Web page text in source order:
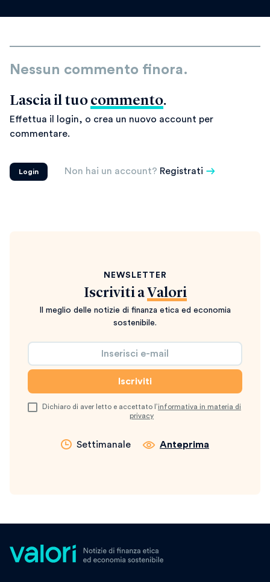
Nessun commento finora.
Lascia il tuo commento.
Effettua il login, o crea un nuovo account per
commentare.
Login Non hai un account? Registrati
NEWSLETTER
Iscriviti a Valori
Il meglio delle notizie di finanza etica ed economia
sostenibile.
Dichiaro di aver letto e accettato l’informativa in materia di
privacy
Settimanale Anteprima